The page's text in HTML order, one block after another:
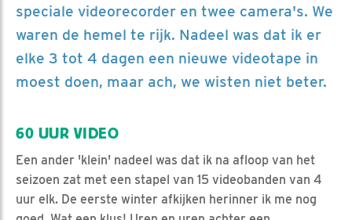
speciale videorecorder en twee camera's. We
waren de hemel te rijk. Nadeel was dat ik er
elke 3 tot 4 dagen een nieuwe videotape in
moest doen, maar ach, we wisten niet beter.
60 UUR VIDEO
Een ander 'klein' nadeel was dat ik na afloop van het
seizoen zat met een stapel van 15 videobanden van 4
uur elk. De eerste winter afkijken herinner ik me nog